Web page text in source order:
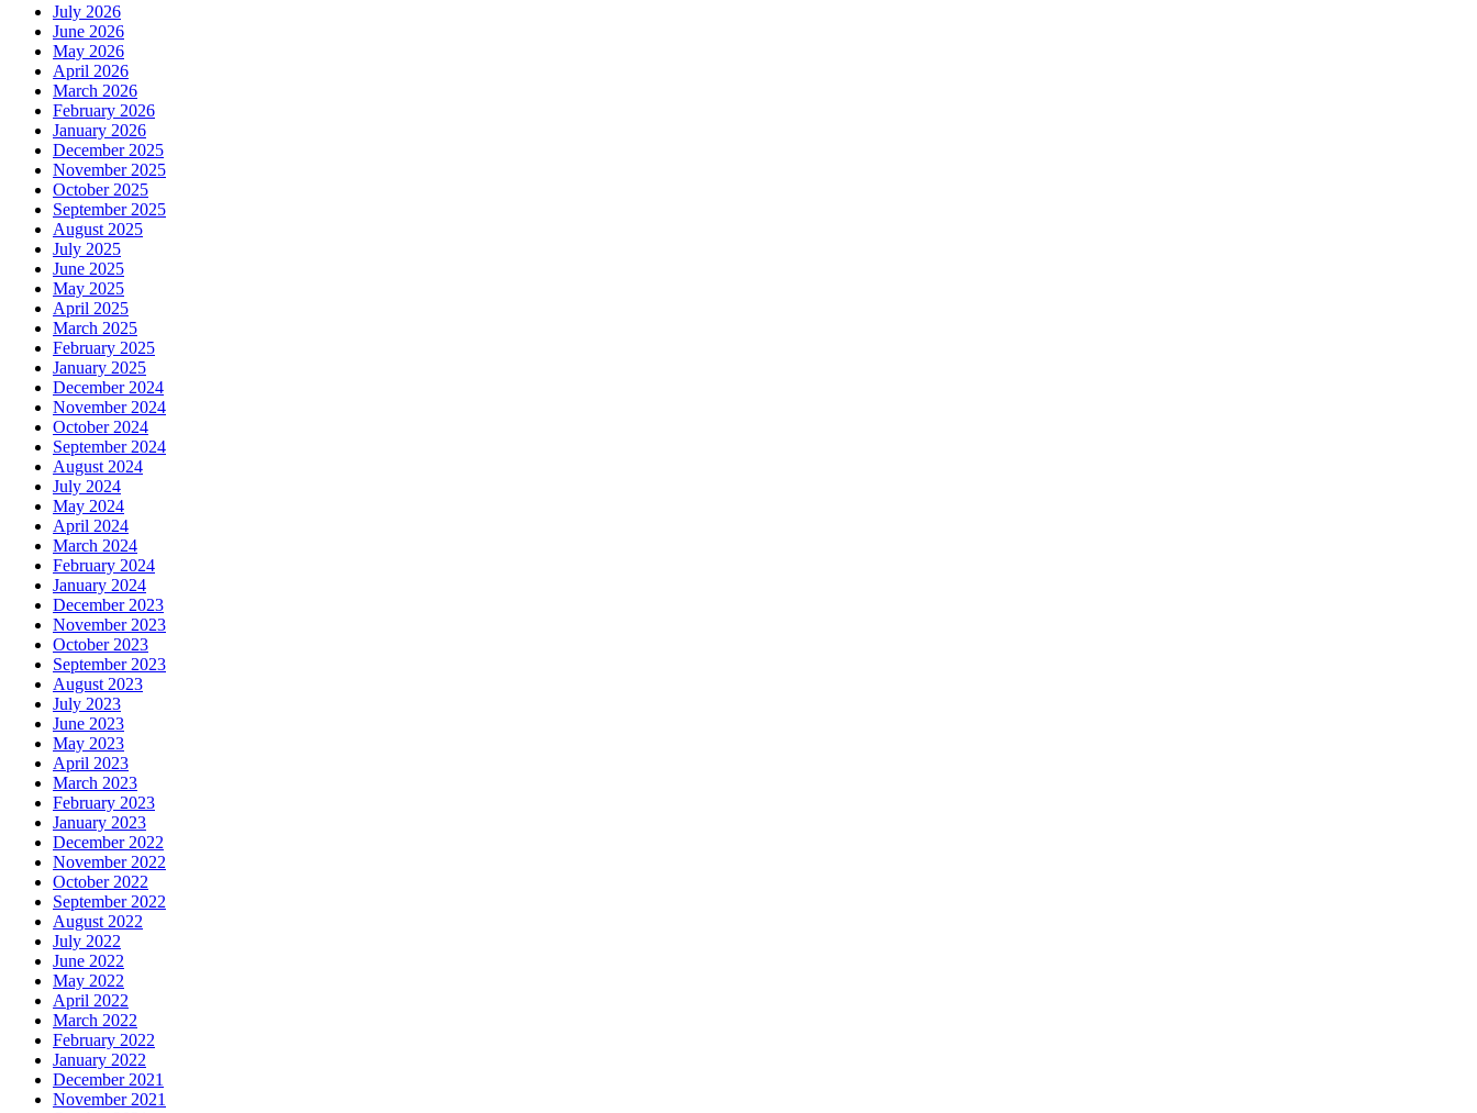
July 2026
June 2026
May 2026
April 2026
March 2026
February 2026
January 2026
December 2025
November 2025
October 2025
September 2025
August 2025
July 2025
June 2025
May 2025
April 2025
March 2025
February 2025
January 2025
December 2024
November 2024
October 2024
September 2024
August 2024
July 2024
May 2024
April 2024
March 2024
February 2024
January 2024
December 2023
November 2023
October 2023
September 2023
August 2023
July 2023
June 2023
May 2023
April 2023
March 2023
February 2023
January 2023
December 2022
November 2022
October 2022
September 2022
August 2022
July 2022
June 2022
May 2022
April 2022
March 2022
February 2022
January 2022
December 2021
November 2021